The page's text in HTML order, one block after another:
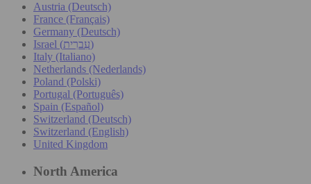
Austria (Deutsch)
France (Français)
Germany (Deutsch)
Israel (עִברִית)
Italy (Italiano)
Netherlands (Nederlands)
Poland (Polski)
Portugal (Português)
Spain (Español)
Switzerland (Deutsch)
Switzerland (English)
United Kingdom
North America